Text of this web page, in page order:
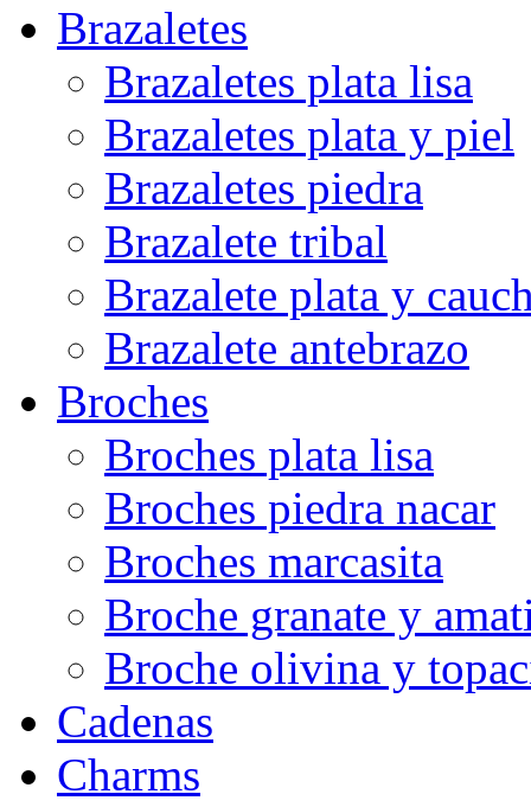
Brazaletes
Brazaletes plata lisa
Brazaletes plata y piel
Brazaletes piedra
Brazalete tribal
Brazalete plata y
Brazalete antebrazo
Broches
Broches plata lisa
Broches piedra nacar
Broches marcasita
Broche granate y
Broche olivina y
Cadenas
Charms